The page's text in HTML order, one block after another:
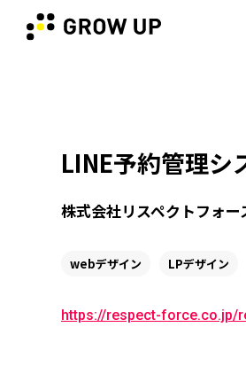
LINE予約管理シ
株式会社リスペクトフォー
webデザイン LPデザイン
https://respect-force.co.jp/